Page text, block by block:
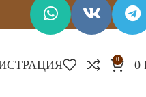
0 0